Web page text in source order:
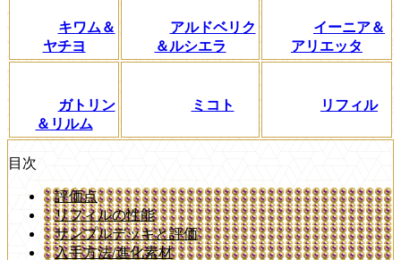
キワム＆
ヤチヨ
アルドベリク
＆ルシエラ
イーニア＆
アリエッタ
ガトリン
＆リルム
ミコト リフィル
目次
評価点
リフィルの性能
サンプルデッキと評価
入手方法/進化素材